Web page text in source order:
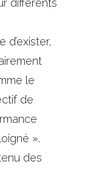
différents
le
de
».
des